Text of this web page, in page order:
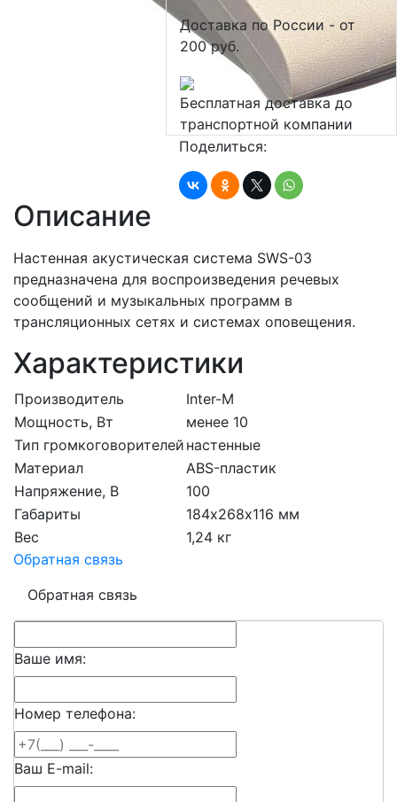
Доставка по России - от
200 руб.
Бесплатная доставка до
транспортной компании
Поделиться:
Описание
Настенная акустическая система SWS-03
предназначена для воспроизведения речевых
сообщений и музыкальных программ в
трансляционных сетях и системах оповещения.
Характеристики
Производитель
Inter-M
Мощность, Вт
менее 10
Тип громкоговорителей настенные
Материал
ABS-пластик
Напряжение, В
100
Габариты
184х268х116 мм
Вес
1,24 кг
Обратная связь
Обратная связь
Ваше имя:
Номер телефона:
Ваш E-mail: